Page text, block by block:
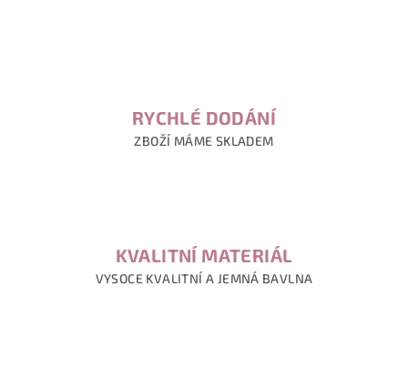
RYCHLÉ DODÁNÍ
ZBOŽÍ MÁME SKLADEM
KVALITNÍ MATERIÁL
VYSOCE KVALITNÍ A JEMNÁ BAVLNA